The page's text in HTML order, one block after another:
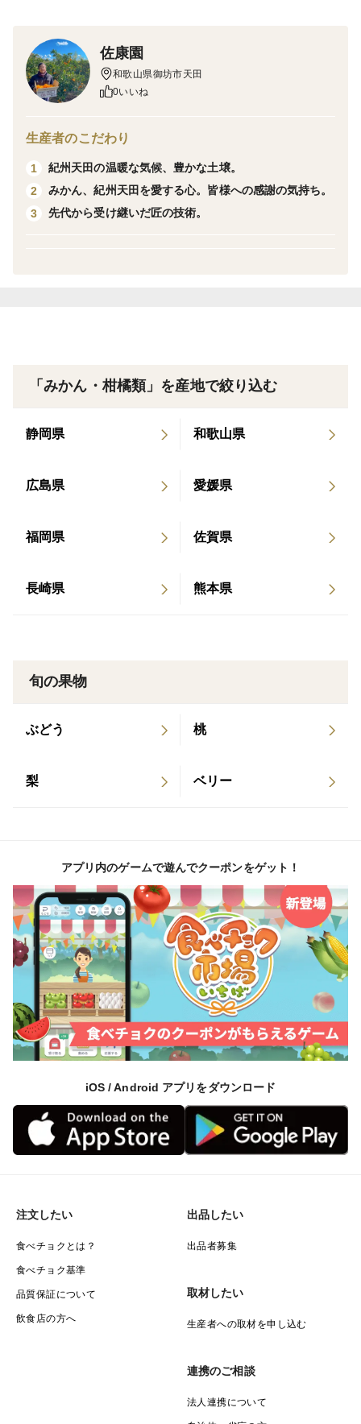
甘みと酸味のバランスが素晴らしいみかんの王様である
「宮川早生」だけに60年以上頑固に向き合ってきたから
こそ、本当に美味しい「宮川早生」の栽培においては他
賞味期限：製造日から1年
内容量：1000ml
素材：容器（ガラス）、キャップ（アルミ）
佐康園
和歌山県御坊市天田
0いいね
生産者のこだわり
1
紀州天田の温暖な気候、豊かな土壌。
2
みかん、紀州天田を愛する心。皆様への感謝の気持ち。
3
先代から受け継いだ匠の技術。
「みかん・柑橘類」を産地で絞り込む
静岡県 和歌山県
広島県 愛媛県
福岡県 佐賀県
長崎県 熊本県
旬の果物
ぶどう 桃
梨 ベリー
アプリ内のゲームで遊んでクーポンをゲット！
iOS / Android アプリをダウンロード
注文したい
食べチョクとは？
食べチョク基準
品質保証について
飲食店の方へ
出品したい
出品者募集
取材したい
生産者への取材を申し込む
連携のご相談
法人連携について